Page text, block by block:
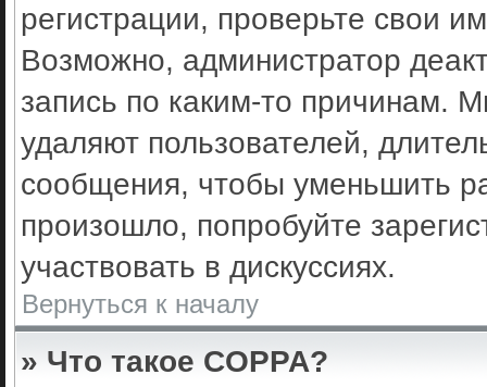
регистрации, проверьте свои
Возможно, администратор
запись по каким-то причинам.
удаляют пользователей,
сообщения, чтобы уменьшить
произошло, попробуйте
участвовать в дискуссиях.
Вернуться к началу
» Что такое COPPA?